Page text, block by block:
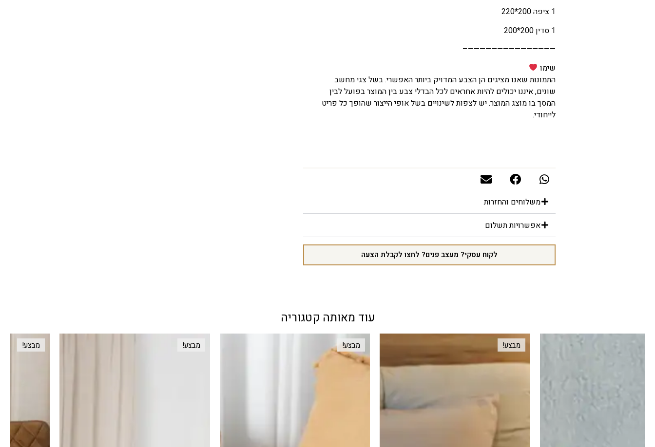
1 ציפה 200*220
1 סדין 200*200
———————————————–
שימו
התמונות שאנו מציגים הן הצבע המדויק ביותר האפשרי. בשל צגי מחשב
שונים, איננו יכולים להיות אחראים לכל הבדלי צבע בין המוצר בפועל לבין
המסך בו מוצג המוצר. יש לצפות לשינויים בשל אופי הייצור שהופך כל פריט
לייחודי.
משלוחים והחזרות
אפשרויות תשלום
לקוח עסקי? מעצב פנים? לחצו לקבלת הצעה
עוד מאותה קטגוריה